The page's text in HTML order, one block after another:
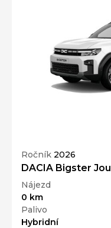
Ročník 2026
DACIA Bigster
Nájezd
0 km
Palivo
Hybridní